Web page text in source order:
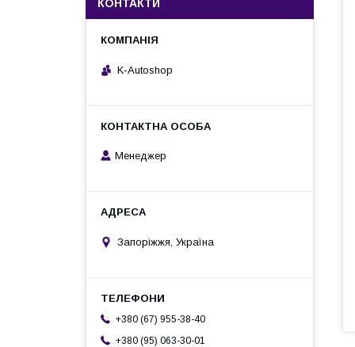
КОНТАКТИ
K-Autoshop
Менеджер
Запоріжжя, Україна
+380 (67) 955-38-40
+380 (95) 063-30-01